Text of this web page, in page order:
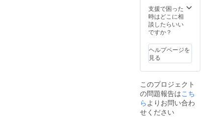
＠古木
里庫、
24日＠
かまぼ
堂、25
日＠古
木里庫
／配信
映像が
存続す
る限り
※「HP
と会場
「備考
欄」に
掲示す
る支援
お名前
を記載
くださ
い ●ス
ルサ
ポー
ターと
して公
演時に
れ。て
ぬぐい
サイズ
90cm×
在庫に
よりデ
ザイン
が変更
場合が
ござい
ます。
●HPと
会場内
非公開
ページ
閲覧用
URLを
サイン
入り台
本(アッ
キー、
ちゃ
ん）：
宛名を
ご希望
の際は
ンタル
スペー
ス等)※
宿泊交
場所等
の決定
後ご相
談とな
・開催
概要：
参加人
数や内
容は、
支援で困った
時はどこに相
談したらいい
ですか？
ヘルプページを
見る
このプロジェクト
の問題報告はこち
らよりお問い合わ
せください